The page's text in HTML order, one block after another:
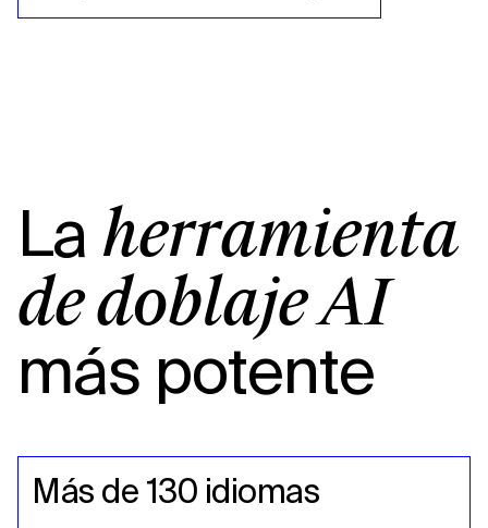
La herramienta
de doblaje AI
más potente
Más de 130 idiomas